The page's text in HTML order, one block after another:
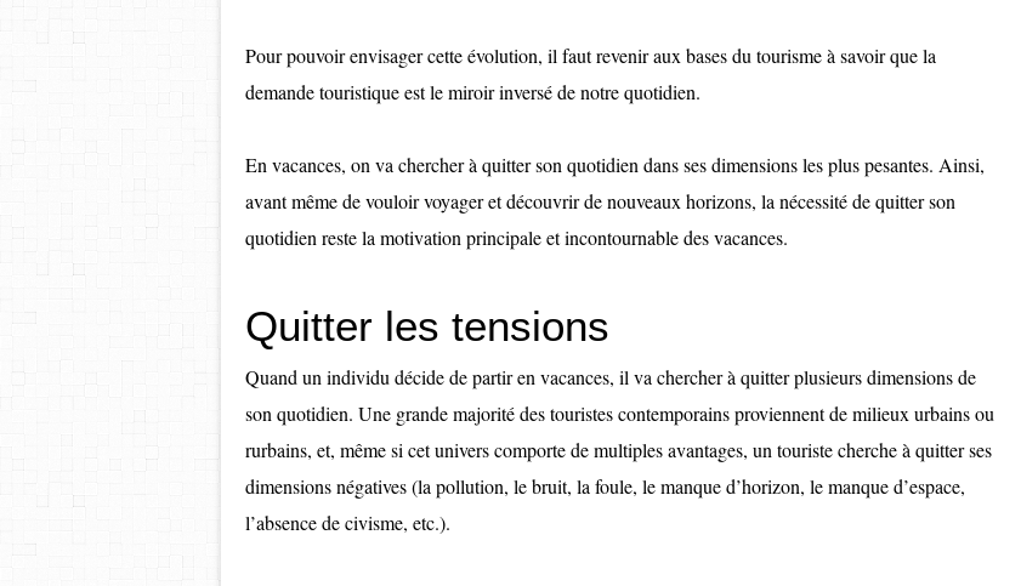
Pour pouvoir envisager cette évolution, il faut revenir aux bases du tourisme à savoir que la
demande touristique est le miroir inversé de notre quotidien.
En vacances, on va chercher à quitter son quotidien dans ses dimensions les plus pesantes. Ainsi,
avant même de vouloir voyager et découvrir de nouveaux horizons, la nécessité de quitter son
quotidien reste la motivation principale et incontournable des vacances.
Quitter les tensions
Quand un individu décide de partir en vacances, il va chercher à quitter plusieurs dimensions de
son quotidien. Une grande majorité des touristes contemporains proviennent de milieux urbains ou
rurbains, et, même si cet univers comporte de multiples avantages, un touriste cherche à quitter ses
dimensions négatives (la pollution, le bruit, la foule, le manque d’horizon, le manque d’espace,
l’absence de civisme, etc.).